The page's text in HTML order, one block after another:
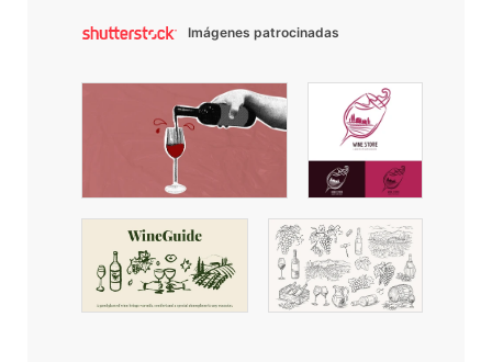
Imágenes patrocinadas